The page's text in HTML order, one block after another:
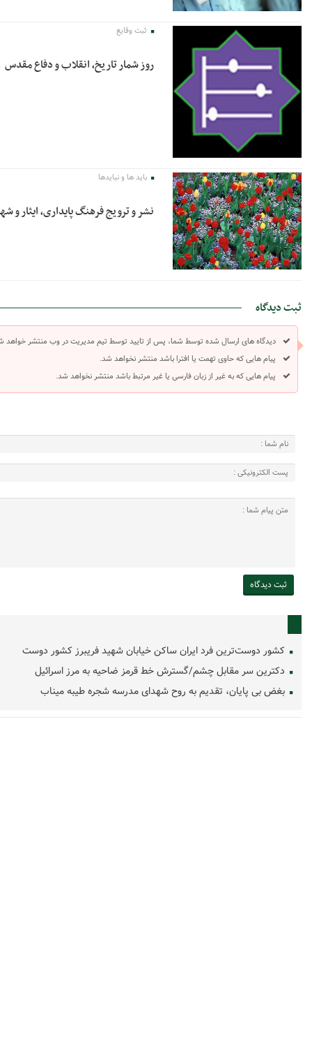
ثبت وقایع
روز شمار تاریخ، انقلاب و دفاع مقدس
باید ها و نبایدها
نشر و ترویج فرهنگ پایداری، ایثار
ثبت دیدگاه
دیدگاه های ارسال شده توسط شما، پس از تایید توسط تیم مدیریت در وب منتشر خواهد
پیام هایی که حاوی تهمت یا افترا باشد منتشر نخواهد شد.
پیام هایی که به غیر از زبان فارسی یا غیر مرتبط باشد منتشر نخواهد شد.
کشور دوست‌ترین فرد ایران ساکن خیابان شهید فریبرز کشور دوست
دکترین سر مقابل چشم/گسترش خط قرمز ضاحیه به مرز اسرائیل
بغض بی پایان، تقدیم به روح شهدای مدرسه شجره طیبه میناب